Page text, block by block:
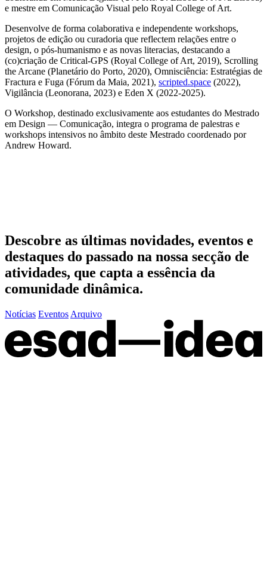
e mestre em Comunicação Visual pelo Royal College of Art.
Desenvolve de forma colaborativa e independente workshops,
projetos de edição ou curadoria que reflectem relações entre o
design, o pós-humanismo e as novas literacias, destacando a
(co)criação de Critical-GPS (Royal College of Art, 2019), Scrolling
the Arcane (Planetário do Porto, 2020), Omnisciência: Estratégias de
Fractura e Fuga (Fórum da Maia, 2021), scripted.space (2022),
Vigilância (Leonorana, 2023) e Eden X (2022-2025).
O Workshop, destinado exclusivamente aos estudantes do Mestrado
em Design — Comunicação, integra o programa de palestras e
workshops intensivos no âmbito deste Mestrado coordenado por
Andrew Howard.
Descobre as últimas novidades, eventos e
destaques do passado na nossa secção de
atividades, que capta a essência da
comunidade dinâmica.
Notícias Eventos Arquivo